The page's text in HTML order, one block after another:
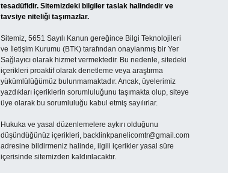
tesadüfidir. Sitemizdeki bilgiler taslak halindedir ve
tavsiye niteliği taşımazlar.
Sitemiz, 5651 Sayılı Kanun gereğince Bilgi Teknolojileri
ve İletişim Kurumu (BTK) tarafından onaylanmış bir Yer
Sağlayıcı olarak hizmet vermektedir. Bu nedenle, sitedeki
içerikleri proaktif olarak denetleme veya araştırma
yükümlülüğümüz bulunmamaktadır. Ancak, üyelerimiz
yazdıkları içeriklerin sorumluluğunu taşımakta olup, siteye
üye olarak bu sorumluluğu kabul etmiş sayılırlar.
Hukuka ve yasal düzenlemelere aykırı olduğunu
düşündüğünüz içerikleri, backlinkpanelicomtr@gmail.com
adresine bildirmeniz halinde, ilgili içerikler yasal süre
içerisinde sitemizden kaldırılacaktır.